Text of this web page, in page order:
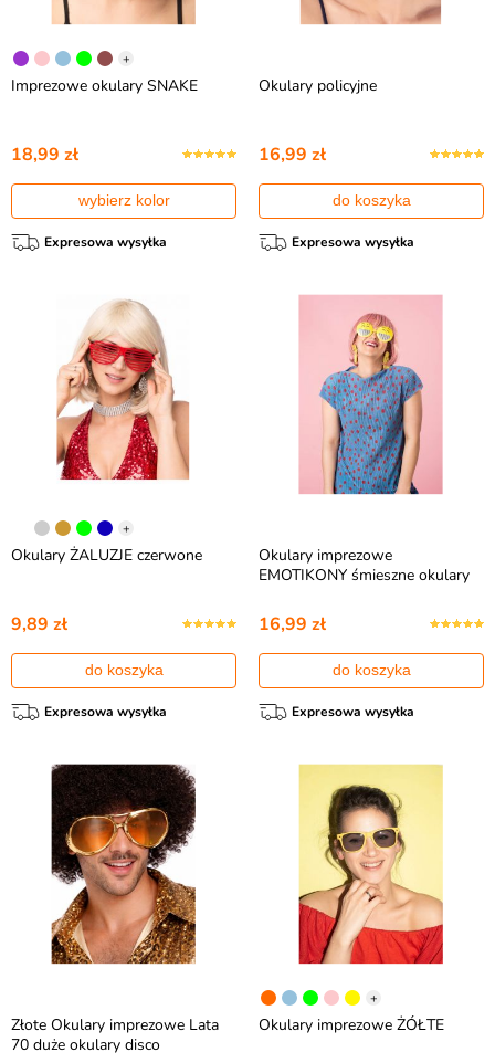
+
Imprezowe okulary SNAKE
18,99 zł
wybierz kolor
Expresowa wysyłka
Okulary policyjne
16,99 zł
do koszyka
Expresowa wysyłka
+
Okulary ŻALUZJE czerwone
9,89 zł
do koszyka
Expresowa wysyłka
Okulary imprezowe
EMOTIKONY śmieszne okulary
16,99 zł
do koszyka
Expresowa wysyłka
Złote Okulary imprezowe Lata
70 duże okulary disco
+
Okulary imprezowe ŻÓŁTE